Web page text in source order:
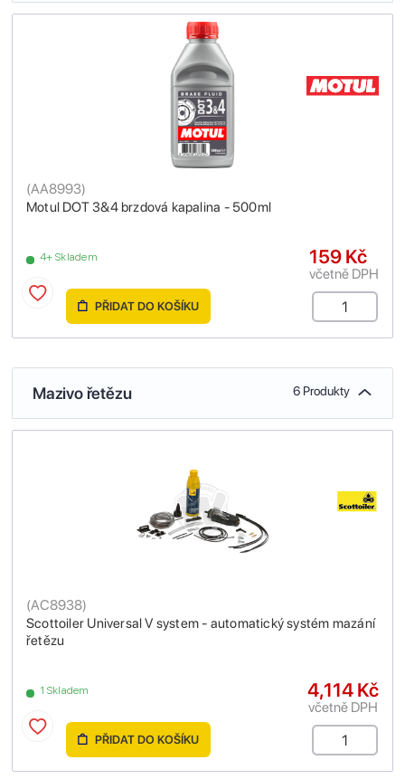
Motul DOT 3&4 brzdová kapalina - 500ml
(AA8993)
4+ Skladem 159 Kč
včetně DPH
PŘIDAT DO KOŠÍKU
Mazivo řetězu 6 Produkty
Scottoiler Universal V system - automatický systém mazání
řetězu
(AC8938)
1 Skladem 4,114 Kč
včetně DPH
PŘIDAT DO KOŠÍKU